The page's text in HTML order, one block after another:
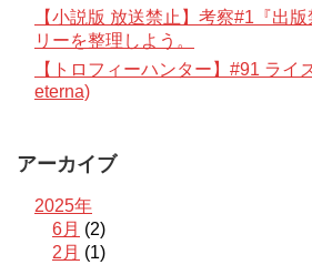
【小説版 放送禁止】考察#1『出
リーを整理しよう。
【トロフィーハンター】#91 ライ
eterna)
アーカイブ
2025年
6月 (2)
2月 (1)